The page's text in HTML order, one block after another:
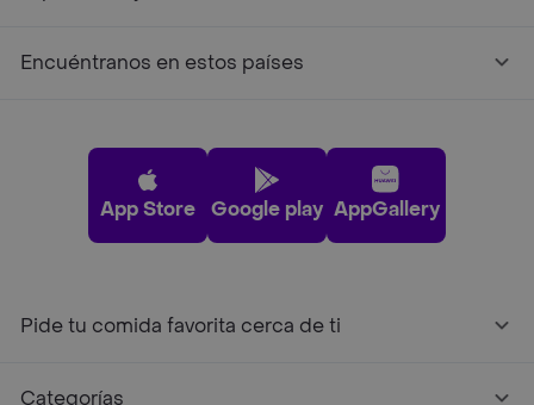
Encuéntranos en estos países
App Store Google play AppGallery
Pide tu comida favorita cerca de ti
Categorías